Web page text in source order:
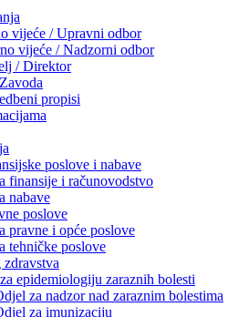
vijeće / Upravni odbor
vijeće / Nadzorni odbor
/ Direktor
propisi
poslove i nabave
finansije i računovodstvo
nabave
poslove
pravne i opće poslove
tehničke poslove
epidemiologiju zaraznih bolesti
za nadzor nad zaraznim bolestima
za imunizaciju